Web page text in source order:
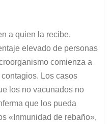
a quien la recibe.
elevado de personas
comienza a
Los casos
los no vacunados no
que los pueda
«Inmunidad de rebaño»,